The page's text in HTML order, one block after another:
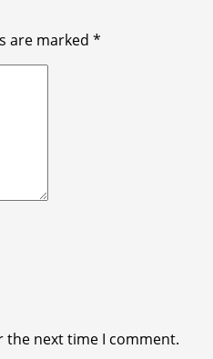
are marked *
the next time I comment.